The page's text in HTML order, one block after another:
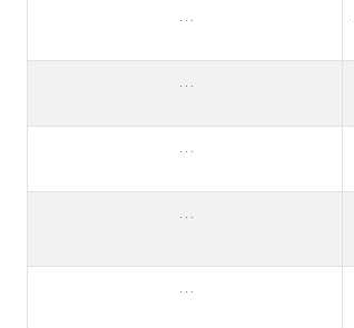
,
,
,
,
,
,
,
,
,
,
,
,
,
,
,